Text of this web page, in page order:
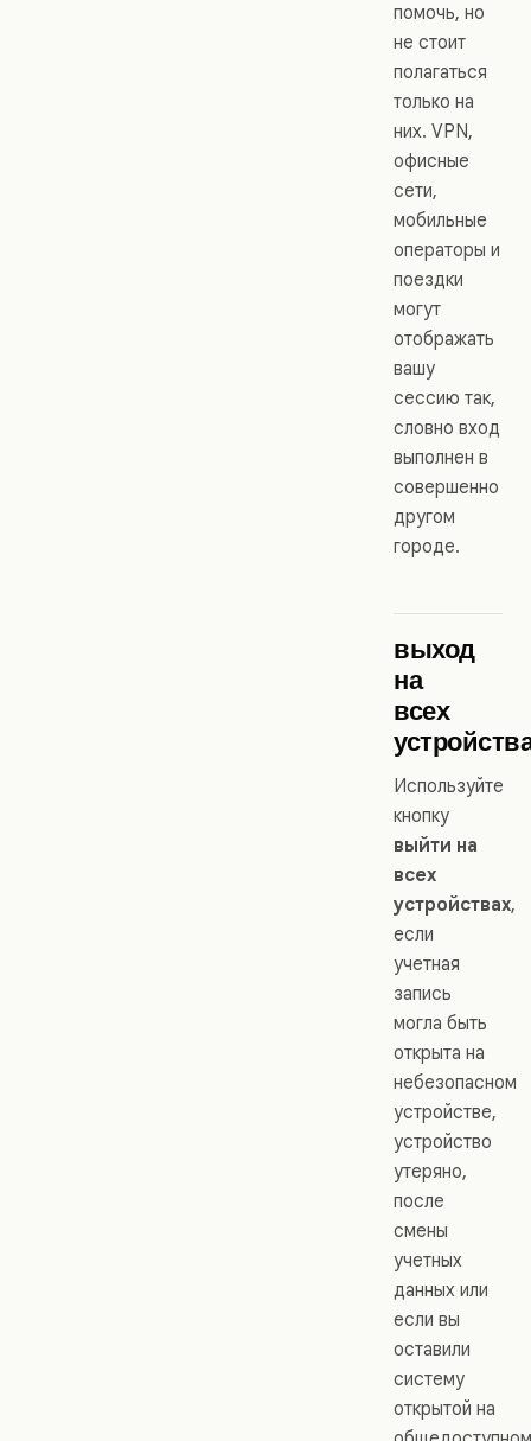
помочь, но
не стоит
полагаться
только на
них. VPN,
офисные
сети,
мобильные
операторы и
поездки
могут
отображать
вашу
сессию так,
словно вход
выполнен в
совершенно
другом
городе.
выход
на
всех
Используйте
кнопку
выйти на
всех
устройствах,
если
учетная
запись
могла быть
открыта на
небезопасном
устройстве,
устройство
утеряно,
после
смены
учетных
данных или
если вы
оставили
систему
открытой на